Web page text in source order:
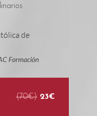
Formación
(70€) 23€